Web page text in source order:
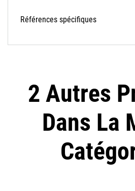
Références spécifiques
2 Autres
Dans La